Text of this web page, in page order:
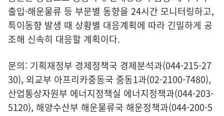
출입·해운물류 등 부문별 동향을 24시간 모니터링하고,
특이동향 발생 때 상황별 대응계획에 따라 긴밀하게 공
조해 신속히 대응할 계획이다.
문의: 기획재정부 경제정책국 경제분석과(044-215-27
30), 외교부 아프리카중동국 중동1과(02-2100-7480),
산업통상자원부 에너지정책실 에너지정책과(044-203-
5120), 해양수산부 해운물류국 해운정책과(044-200-5